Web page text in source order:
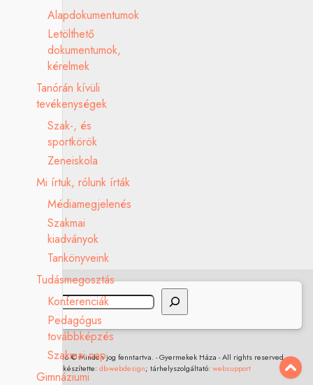
Alapdokumentumok
Letölthető
dokumentumok,
kérelmek
Tanórán kívüli
tevékenységek
Szak-, és
sportkörök
Zeneiskola
Mi írtuk, rólunk írták
Médiamegjelenés
Szakmai
kiadványok
Tankönyveink
Tudásmegosztás
Konferenciák
Pedagógus
továbbképzés
Szakmai nap
Gimnáziumi
Keresés
2017 - 2026 © Minden jog fenntartva. - Gyermekek Háza - All rights reserved.
készítette: db-webdesign; tárhelyszolgáltató: websupport